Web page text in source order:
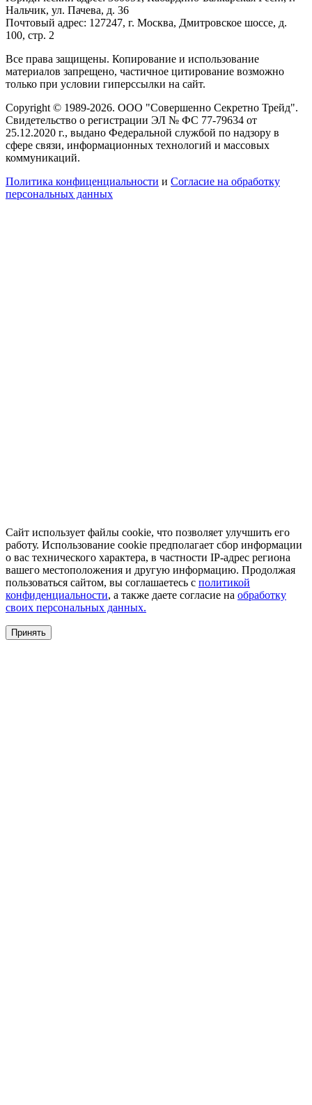
Нальчик, ул. Пачева, д. 36
Почтовый адрес: 127247, г. Москва, Дмитровское шоссе, д.
100, стр. 2
Все права защищены. Копирование и использование
материалов запрещено, частичное цитирование возможно
только при условии гиперссылки на сайт.
Copyright © 1989-2026. ООО "Совершенно Секретно Трейд".
Свидетельство о регистрации ЭЛ № ФС 77-79634 от
25.12.2020 г., выдано Федеральной службой по надзору в
сфере связи, информационных технологий и массовых
коммуникаций.
Политика конфиценциальности и Согласие на обработку
персональных данных
Сайт использует файлы cookie, что позволяет улучшить его
работу. Использование cookie предполагает сбор информации
о вас технического характера, в частности IP-адрес региона
вашего местоположения и другую информацию. Продолжая
пользоваться сайтом, вы соглашаетесь с политикой
конфиденциальности, а также даете согласие на обработку
своих персональных данных.
Принять